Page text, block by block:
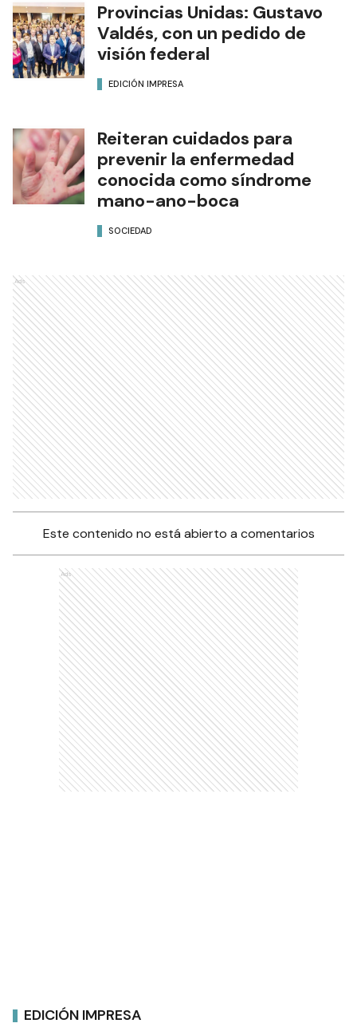
Provincias Unidas: Gustavo
Valdés, con un pedido de
visión federal
EDICIÓN IMPRESA
Reiteran cuidados para
prevenir la enfermedad
conocida como síndrome
mano-ano-boca
SOCIEDAD
Ads
Este contenido no está abierto a comentarios
Ads
EDICIÓN IMPRESA